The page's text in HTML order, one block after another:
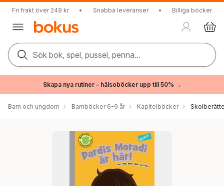
Fri frakt över 249 kr • Snabba leveranser • Billiga böcker
Sök bok, spel, pussel, penna...
Skapa nya rutiner – hälsoböcker upp till 50% →
Barn och ungdom Barnböcker 6-9 år Kapitelböcker